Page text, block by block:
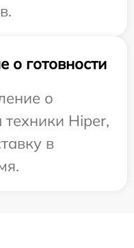
готовности
о
Hiper,
в